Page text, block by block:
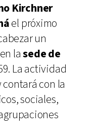
Kirchner
el próximo
un
lasede de
La actividad
contará con la
sociales,